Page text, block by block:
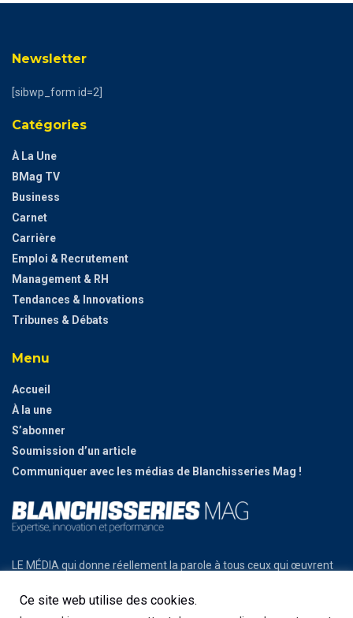
Newsletter
[sibwp_form id=2]
Catégories
À La Une
BMag TV
Business
Carnet
Carrière
Emploi & Recrutement
Management & RH
Tendances & Innovations
Tribunes & Débats
Menu
Accueil
À la une
S’abonner
Soumission d’un article
Communiquer avec les médias de Blanchisseries Mag !
LE MÉDIA qui donne réellement la parole à tous ceux qui œuvrent
Ce site web utilise des cookies.